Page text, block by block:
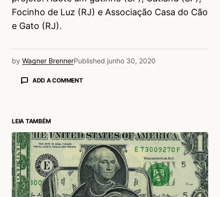
Focinho de Luz (RJ) e Associação Casa do Cão
e Gato (RJ).
by Wagner BrennerPublished junho 30, 2020
ADD A COMMENT
LEIA TAMBÉM